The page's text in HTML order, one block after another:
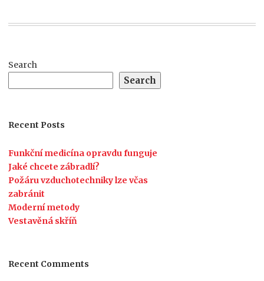
Search
Search
Recent Posts
Funkční medicína opravdu funguje
Jaké chcete zábradlí?
Požáru vzduchotechniky lze včas
zabránit
Moderní metody
Vestavěná skříň
Recent Comments